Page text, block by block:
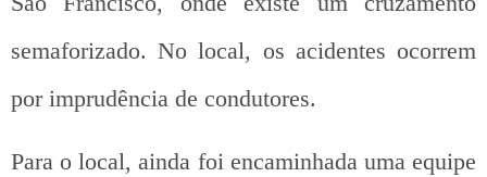
semaforizado. No local, os acidentes ocorrem
por imprudência de condutores.
Para o local, ainda foi encaminhada uma equipe